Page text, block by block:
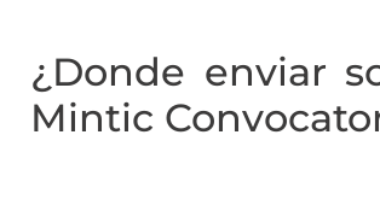
¿Donde enviar
Mintic